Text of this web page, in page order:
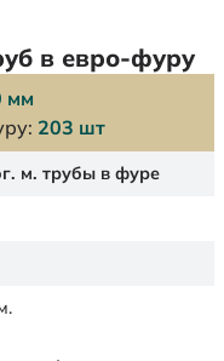
в евро-фуру
мм
203 шт
м. трубы в фуре